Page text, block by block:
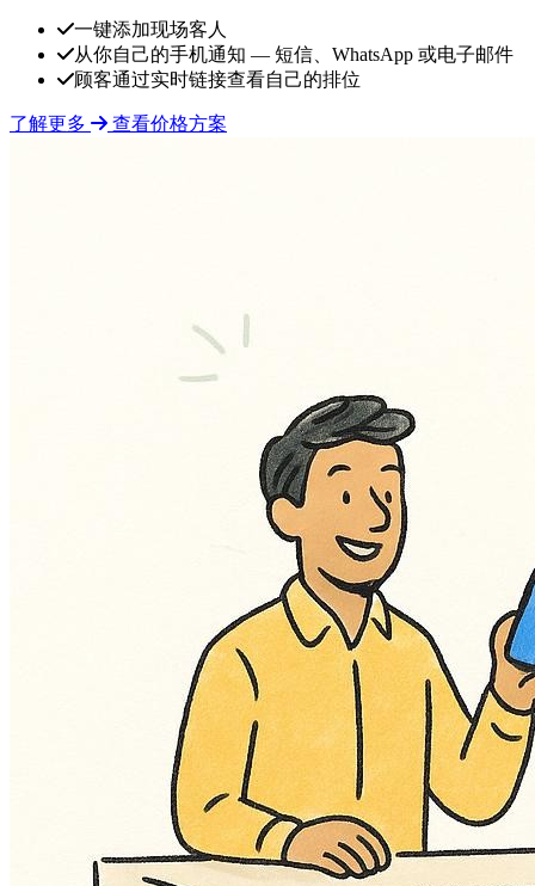
一键添加现场客人
从你自己的手机通知 — 短信、WhatsApp 或电子邮件
顾客通过实时链接查看自己的排位
了解更多 查看价格方案